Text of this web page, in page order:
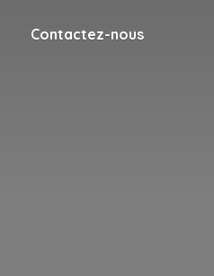
Contactez-nous